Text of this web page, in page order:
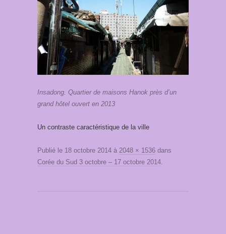
Insadong. Quartier de maisons Hanok près d’un
grand hôtel ouvert en 2013
Un contraste caractéristique de la ville
Publié le 18 octobre 2014 à 2048 × 1536 dans
Corée du Sud 3 octobre – 17 octobre 2014.